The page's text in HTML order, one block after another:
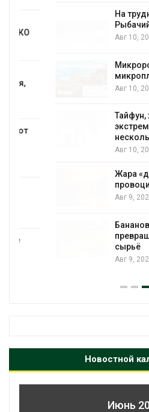
На
Рыбачий
Авг 10, 2026
Микророботы
микропластика
Авг 10, 2026
Тайфун, жара,
экстремальная
несколько
Авг 10, 2026
Жара
провоцирует
Авг 9, 2026
Банановые
превращают в
Авг 9, 2026
Новостной
Июнь